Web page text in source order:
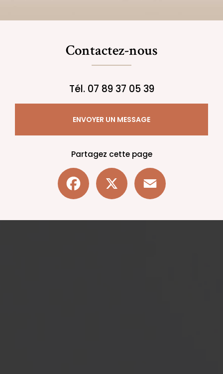
Contactez-nous
Tél. 07 89 37 05 39
ENVOYER UN MESSAGE
Partagez cette page
Facebook